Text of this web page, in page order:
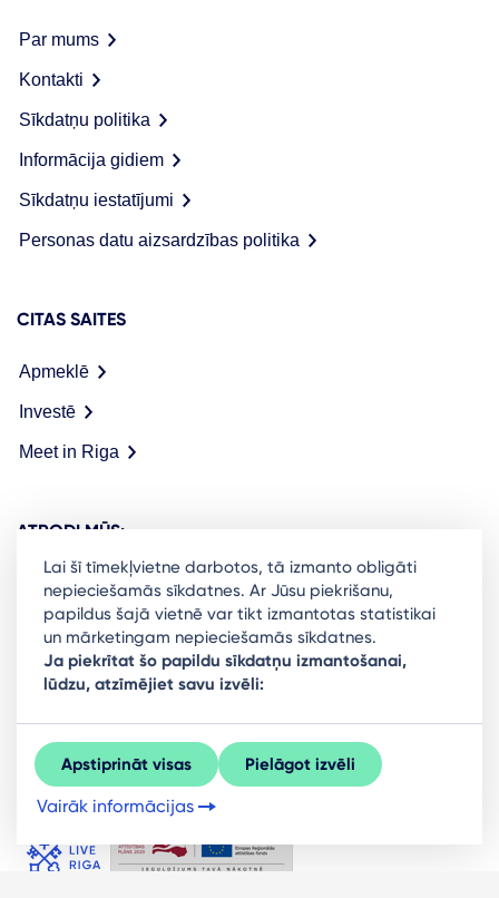
Par mums
Kontakti
Sīkdatņu politika
Informācija gidiem
Sīkdatņu iestatījumi
Personas datu aizsardzības politika
CITAS SAITES
Apmeklē
Investē
Meet in Riga
ATRODI MŪS:
Ready to stay in the loop on Rigas business
community? Subscribe to our newsletter.
Sign Up
Lai šī tīmekļvietne darbotos, tā izmanto obligāti
nepieciešamās sīkdatnes. Ar Jūsu piekrišanu,
papildus šajā vietnē var tikt izmantotas statistikai
un mārketingam nepieciešamās sīkdatnes.
Ja piekrītat šo papildu sīkdatņu izmantošanai,
lūdzu, atzīmējiet savu izvēli:
Apstiprināt visas Pielāgot izvēli
Vairāk informācijas